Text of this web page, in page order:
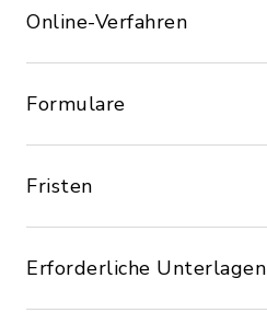
Online-Verfahren
Formulare
Fristen
Erforderliche Unterlagen